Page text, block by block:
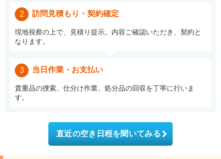
2 訪問見積もり・契約確定
現地視察の上で、見積り提示。内容ご確認いただき、契約と
なります。
3 当日作業・お支払い
貴重品の捜索、仕分け作業、処分品の回収を丁寧に行いま
す。
直近の空き日程を聞いてみる